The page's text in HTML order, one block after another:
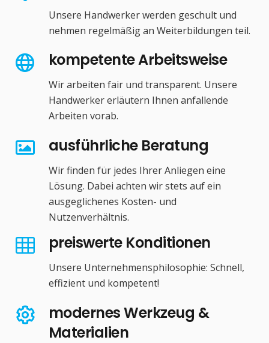
Unsere Handwerker werden geschult und
nehmen regelmäßig an Weiterbildungen teil.
kompetente Arbeitsweise
Wir arbeiten fair und transparent. Unsere
Handwerker erläutern Ihnen anfallende
Arbeiten vorab.
ausführliche Beratung
Wir finden für jedes Ihrer Anliegen eine
Lösung. Dabei achten wir stets auf ein
ausgeglichenes Kosten- und
Nutzenverhältnis.
preiswerte Konditionen
Unsere Unternehmensphilosophie: Schnell,
effizient und kompetent!
modernes Werkzeug &
Materialien